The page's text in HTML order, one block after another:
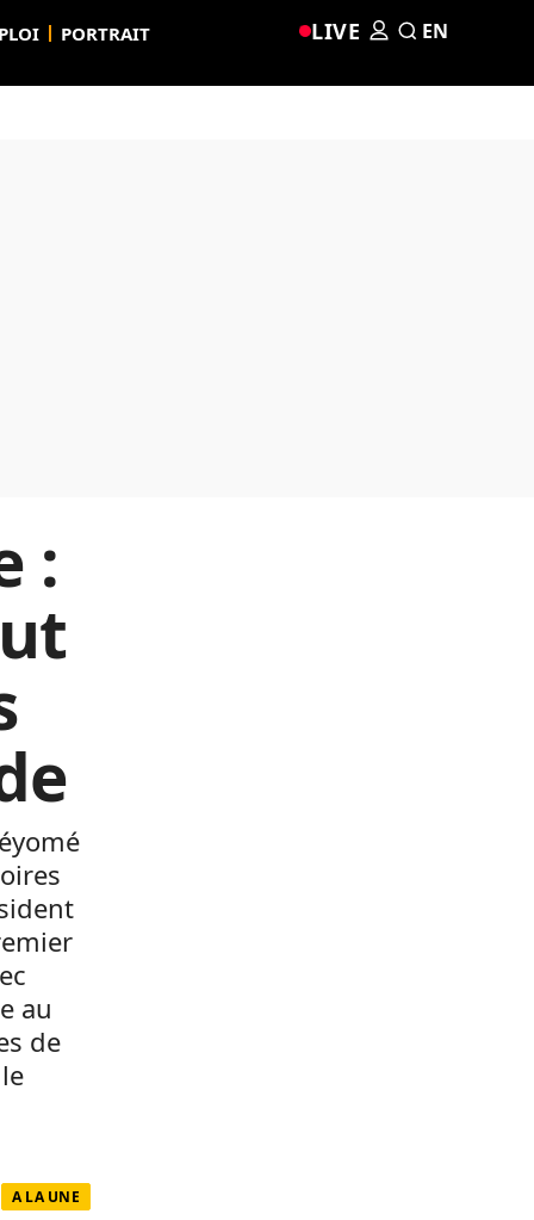
PORTRAIT LIVE EN
:
au
de
A LA UNE